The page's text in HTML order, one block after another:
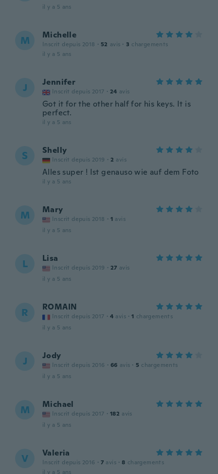
il y a 5 ans
M Michelle
Inscrit depuis 2018 · 52 avis · 3 chargements
il y a 5 ans
J Jennifer
Inscrit depuis 2017 · 24 avis
Got it for the other half for his keys. It is
perfect.
il y a 5 ans
S Shelly
Inscrit depuis 2019 · 2 avis
Alles super ! Ist genauso wie auf dem Foto
il y a 5 ans
M Mary
Inscrit depuis 2018 · 1 avis
il y a 5 ans
L Lisa
Inscrit depuis 2019 · 27 avis
il y a 5 ans
R ROMAIN
Inscrit depuis 2017 · 4 avis · 1 chargements
il y a 5 ans
J Jody
Inscrit depuis 2016 · 66 avis · 5 chargements
il y a 5 ans
M Michael
Inscrit depuis 2017 · 182 avis
il y a 5 ans
V Valeria
Inscrit depuis 2016 · 7 avis · 8 chargements
il y a 5 ans